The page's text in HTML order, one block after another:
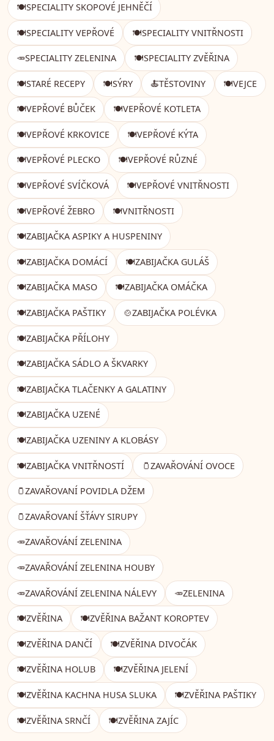
🍽️SPECIALITY SKOPOVÉ JEHNĚČÍ
🍽️SPECIALITY VEPŘOVÉ 🍽️SPECIALITY VNITŘNOSTI
🥕SPECIALITY ZELENINA 🍽️SPECIALITY ZVĚŘINA
🍽️STARÉ RECEPY 🍽️SÝRY 🍝TĚSTOVINY 🍽️VEJCE
🍽️VEPŘOVÉ BŮČEK 🍽️VEPŘOVÉ KOTLETA
🍽️VEPŘOVÉ KRKOVICE 🍽️VEPŘOVÉ KÝTA
🍽️VEPŘOVÉ PLECKO 🍽️VEPŘOVÉ RŮZNÉ
🍽️VEPŘOVÉ SVÍČKOVÁ 🍽️VEPŘOVÉ VNITŘNOSTI
🍽️VEPŘOVÉ ŽEBRO 🍽️VNITŘNOSTI
🍽️ZABIJAČKA ASPIKY A HUSPENINY
🍽️ZABIJAČKA DOMÁCÍ 🍽️ZABIJAČKA GULÁŠ
🍽️ZABIJAČKA MASO 🍽️ZABIJAČKA OMÁČKA
🍽️ZABIJAČKA PAŠTIKY 🍲ZABIJAČKA POLÉVKA
🍽️ZABIJAČKA PŘÍLOHY
🍽️ZABIJAČKA SÁDLO A ŠKVARKY
🍽️ZABIJAČKA TLAČENKY A GALATINY
🍽️ZABIJAČKA UZENÉ
🍽️ZABIJAČKA UZENINY A KLOBÁSY
🍽️ZABIJAČKA VNITŘNOSTÍ 🫙ZAVAŘOVÁNÍ OVOCE
🫙ZAVAŘOVANÍ POVIDLA DŽEM
🫙ZAVAŘOVANÍ ŠŤÁVY SIRUPY
🥕ZAVAŘOVÁNÍ ZELENINA
🥕ZAVAŘOVÁNÍ ZELENINA HOUBY
🥕ZAVAŘOVÁNÍ ZELENINA NÁLEVY 🥕ZELENINA
🍽️ZVĚŘINA 🍽️ZVĚŘINA BAŽANT KOROPTEV
🍽️ZVĚŘINA DANČÍ 🍽️ZVĚŘINA DIVOČÁK
🍽️ZVĚŘINA HOLUB 🍽️ZVĚŘINA JELENÍ
🍽️ZVĚŘINA KACHNA HUSA SLUKA 🍽️ZVĚŘINA PAŠTIKY
🍽️ZVĚŘINA SRNČÍ 🍽️ZVĚŘINA ZAJÍC